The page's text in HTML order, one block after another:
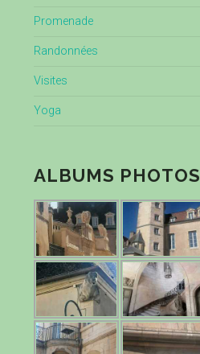
Promenade
Randonnées
Visites
Yoga
ALBUMS PHOTOS